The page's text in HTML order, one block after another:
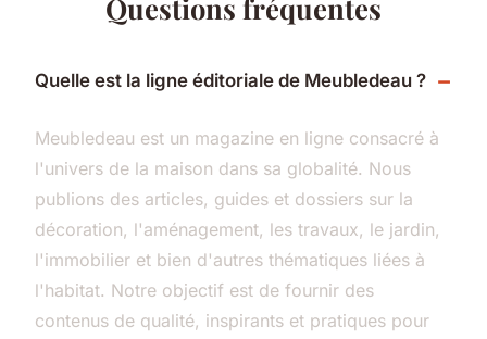
Questions fréquentes
Quelle est la ligne éditoriale de Meubledeau ?
Meubledeau est un magazine en ligne consacré à
l'univers de la maison dans sa globalité. Nous
publions des articles, guides et dossiers sur la
décoration, l'aménagement, les travaux, le jardin,
l'immobilier et bien d'autres thématiques liées à
l'habitat. Notre objectif est de fournir des
contenus de qualité, inspirants et pratiques pour